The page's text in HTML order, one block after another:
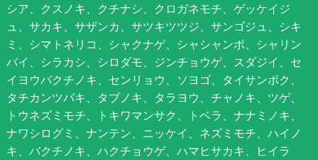
シア、クスノキ、クチナシ、クロガネモチ、ゲッケイジ
ュ、サカキ、サザンカ、サツキツツジ、サンゴジュ、シキ
ミ、シマトネリコ、シャクナゲ、シャシャンポ、シャリン
バイ、シラカシ、シロダモ、ジンチョウゲ、スダジイ、セ
イヨウバクチノキ、センリョウ、ソヨゴ、タイサンボク、
タチカンツバキ、タブノキ、タラヨウ、チャノキ、ツゲ、
トウネズミモチ、トキワマンサク、トベラ、ナナミノキ、
ナワシログミ、ナンテン、ニッケイ、ネズミモチ、ハイノ
キ、バクチノキ、ハクチョウゲ、ハマヒサカキ、ヒイラ